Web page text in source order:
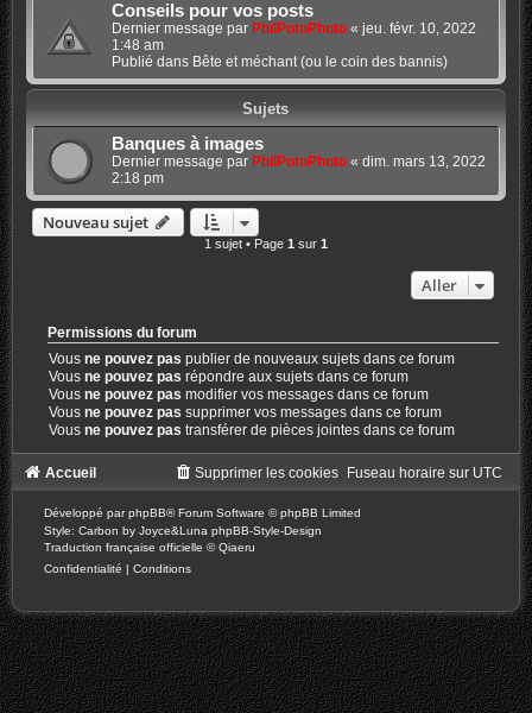
Conseils pour vos posts
Dernier message par PhilPotoPhoto« jeu. févr. 10, 2022
1:48 am
Publié dans Bête et méchant (ou le coin des bannis)
Sujets
Banques à images
Dernier message par PhilPotoPhoto« dim. mars 13, 2022
2:18 pm
Nouveau sujet
1 sujet • Page 1 sur 1
Aller
Permissions du forum
Vousne pouvez pas publier de nouveaux sujets dans ce forum
Vousne pouvez pas répondre aux sujets dans ce forum
Vousne pouvez pas modifier vos messages dans ce forum
Vousne pouvez pas supprimer vos messages dans ce forum
Vousne pouvez pas transférer de pièces jointes dans ce forum
Accueil Fuseau horaire sur UTC
Supprimer les cookies
Développé parphpBB® Forum Software © phpBB Limited
Style: Carbon by Joyce&Luna phpBB-Style-Design
Traduction française officielle ©Qiaeru
Confidentialité | Conditions